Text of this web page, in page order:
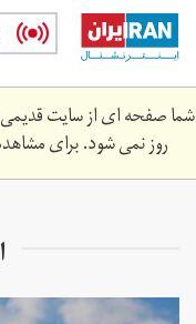
Skip
main
content
شما صفحه ای از سایت قدیمی
روز نمی شود. برای